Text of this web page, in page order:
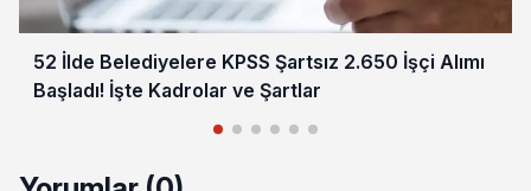
52 İlde Belediyelere KPSS Şartsız 2.650 İşçi Alımı
Başladı! İşte Kadrolar ve Şartlar